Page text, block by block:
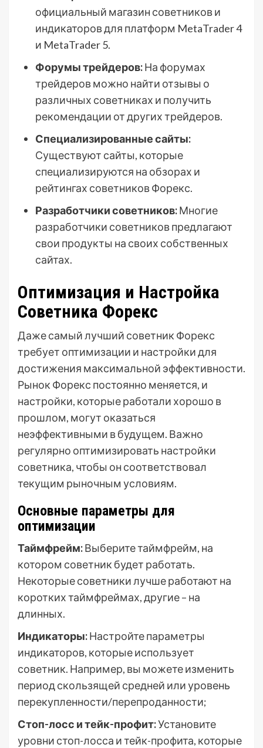
официальный магазин советников и
индикаторов для платформ MetaTrader 4
и MetaTrader 5.
Форумы трейдеров:На форумах
трейдеров можно найти отзывы о
различных советниках и получить
рекомендации от других трейдеров.
Специализированные сайты:
Существуют сайты, которые
специализируются на обзорах и
рейтингах советников Форекс.
Разработчики советников:Многие
разработчики советников предлагают
свои продукты на своих собственных
сайтах.
Оптимизация и Настройка
Советника Форекс
Даже самый лучший советник Форекс
требует оптимизации и настройки для
достижения максимальной эффективности.
Рынок Форекс постоянно меняется, и
настройки, которые работали хорошо в
прошлом, могут оказаться
неэффективными в будущем. Важно
регулярно оптимизировать настройки
советника, чтобы он соответствовал
текущим рыночным условиям.
Основные параметры для
оптимизации
Таймфрейм:Выберите таймфрейм, на
котором советник будет работать.
Некоторые советники лучше работают на
коротких таймфреймах, другие – на
длинных.
Индикаторы:Настройте параметры
индикаторов, которые использует
советник. Например, вы можете изменить
период скользящей средней или уровень
перекупленности/перепроданности;
Стоп-лосс и тейк-профит:Установите
уровни стоп-лосса и тейк-профита, которые